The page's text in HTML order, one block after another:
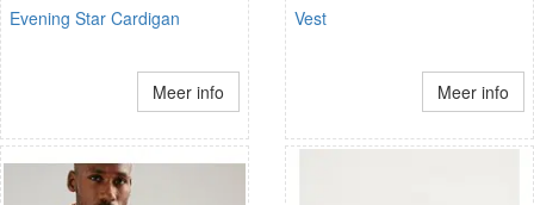
Evening Star Cardigan
Meer info
Vest
Meer info